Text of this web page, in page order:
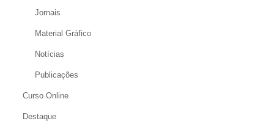
Jornais
Material Gráfico
Notícias
Publicações
Curso Online
Destaque